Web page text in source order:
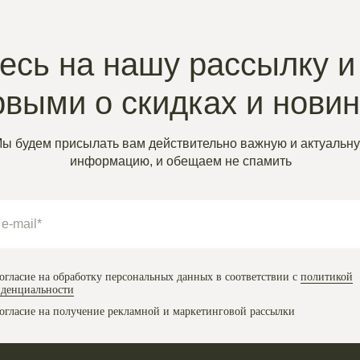
будем присылать вам действительно важную и
информацию, и обещаем не спамить
на нашу рассылку и
о скидках и
на обработку персональных данных в соответствии с политикой
на получение рекламной и маркетинговой рассылки